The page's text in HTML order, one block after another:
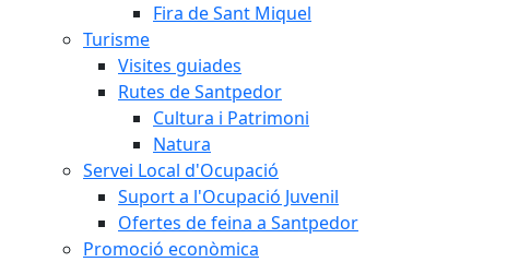
Fira de Sant Miquel
Turisme
Visites guiades
Rutes de Santpedor
Cultura i Patrimoni
Natura
Servei Local d'Ocupació
Suport a l'Ocupació Juvenil
Ofertes de feina a Santpedor
Promoció econòmica